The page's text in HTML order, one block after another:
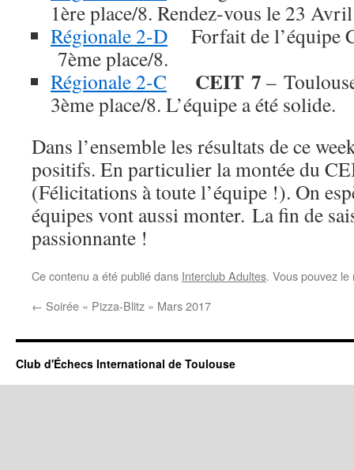
1ère place/8. Rendez-vous le 23
Régionale 2-D Forfait de
7ème place/8.
Régionale 2-C
CEIT 7 –
3ème place/8. L’équipe a été solide.
Dans l’ensemble les résultats de ce
positifs. En particulier la montée du
(Félicitations à toute l’équipe !). On
équipes vont aussi monter. La fin de
passionnante !
Ce contenu a été publié dans Interclub Adultes. Vous pouvez
← Soirée « Pizza-Blitz » Mars 2017
Club d'Échecs International de Toulouse